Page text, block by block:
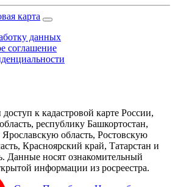
данных
соглашение
к кадастровой карте России,
республику Башкортостан,
область, Ростовскую
Красноярский край, Татарстан и
Данные носят ознакомительный
информации из росреестра.